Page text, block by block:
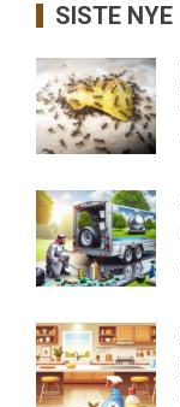
SISTE NYE